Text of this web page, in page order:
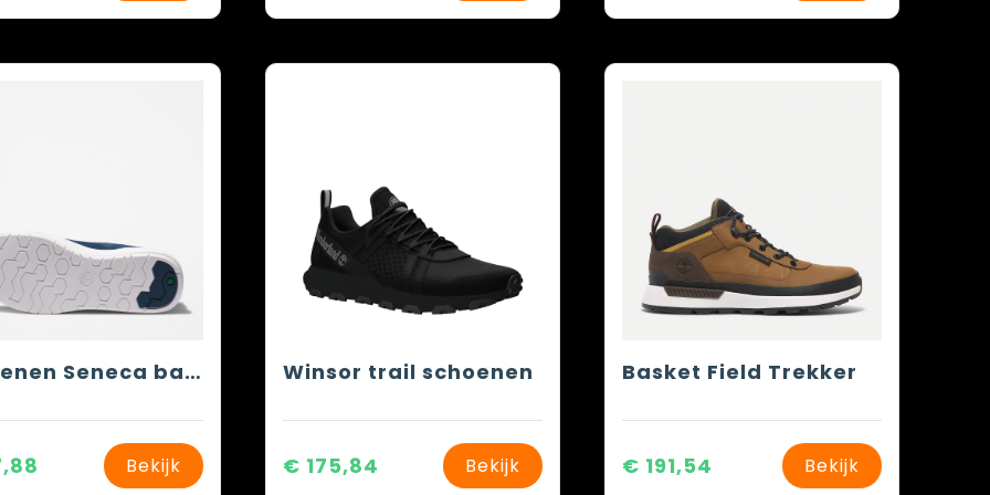
Schoenen Seneca bay oxford
Bekijk
Winsor trail schoenen
€ 175,84 Bekijk
Basket Field Trekker
€ 191,54 Bekijk